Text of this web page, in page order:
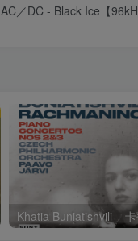
AC／DC - Black Ice【